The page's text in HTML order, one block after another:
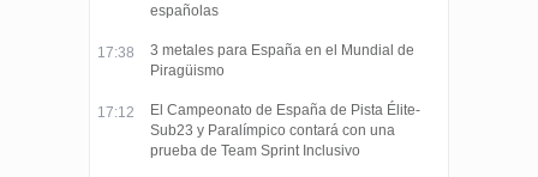
españolas
17:38
3 metales para España en el Mundial de
Piragüismo
17:12
El Campeonato de España de Pista Élite-
Sub23 y Paralímpico contará con una
prueba de Team Sprint Inclusivo